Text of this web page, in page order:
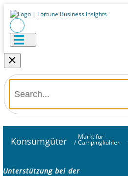
×
Konsumgüter /
Markt für
Campingkühler
Unterstützung bei der